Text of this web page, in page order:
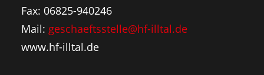
Fax: 06825-940246
Mail: geschaeftsstelle@hf-illtal.de
www.hf-illtal.de